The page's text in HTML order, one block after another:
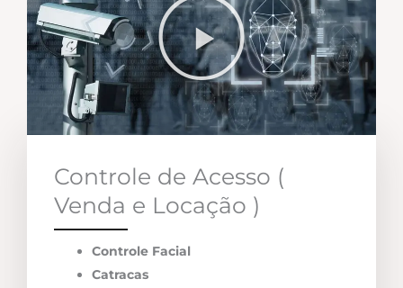
Controle de Acesso (
Venda e Locação )
Controle Facial
Catracas